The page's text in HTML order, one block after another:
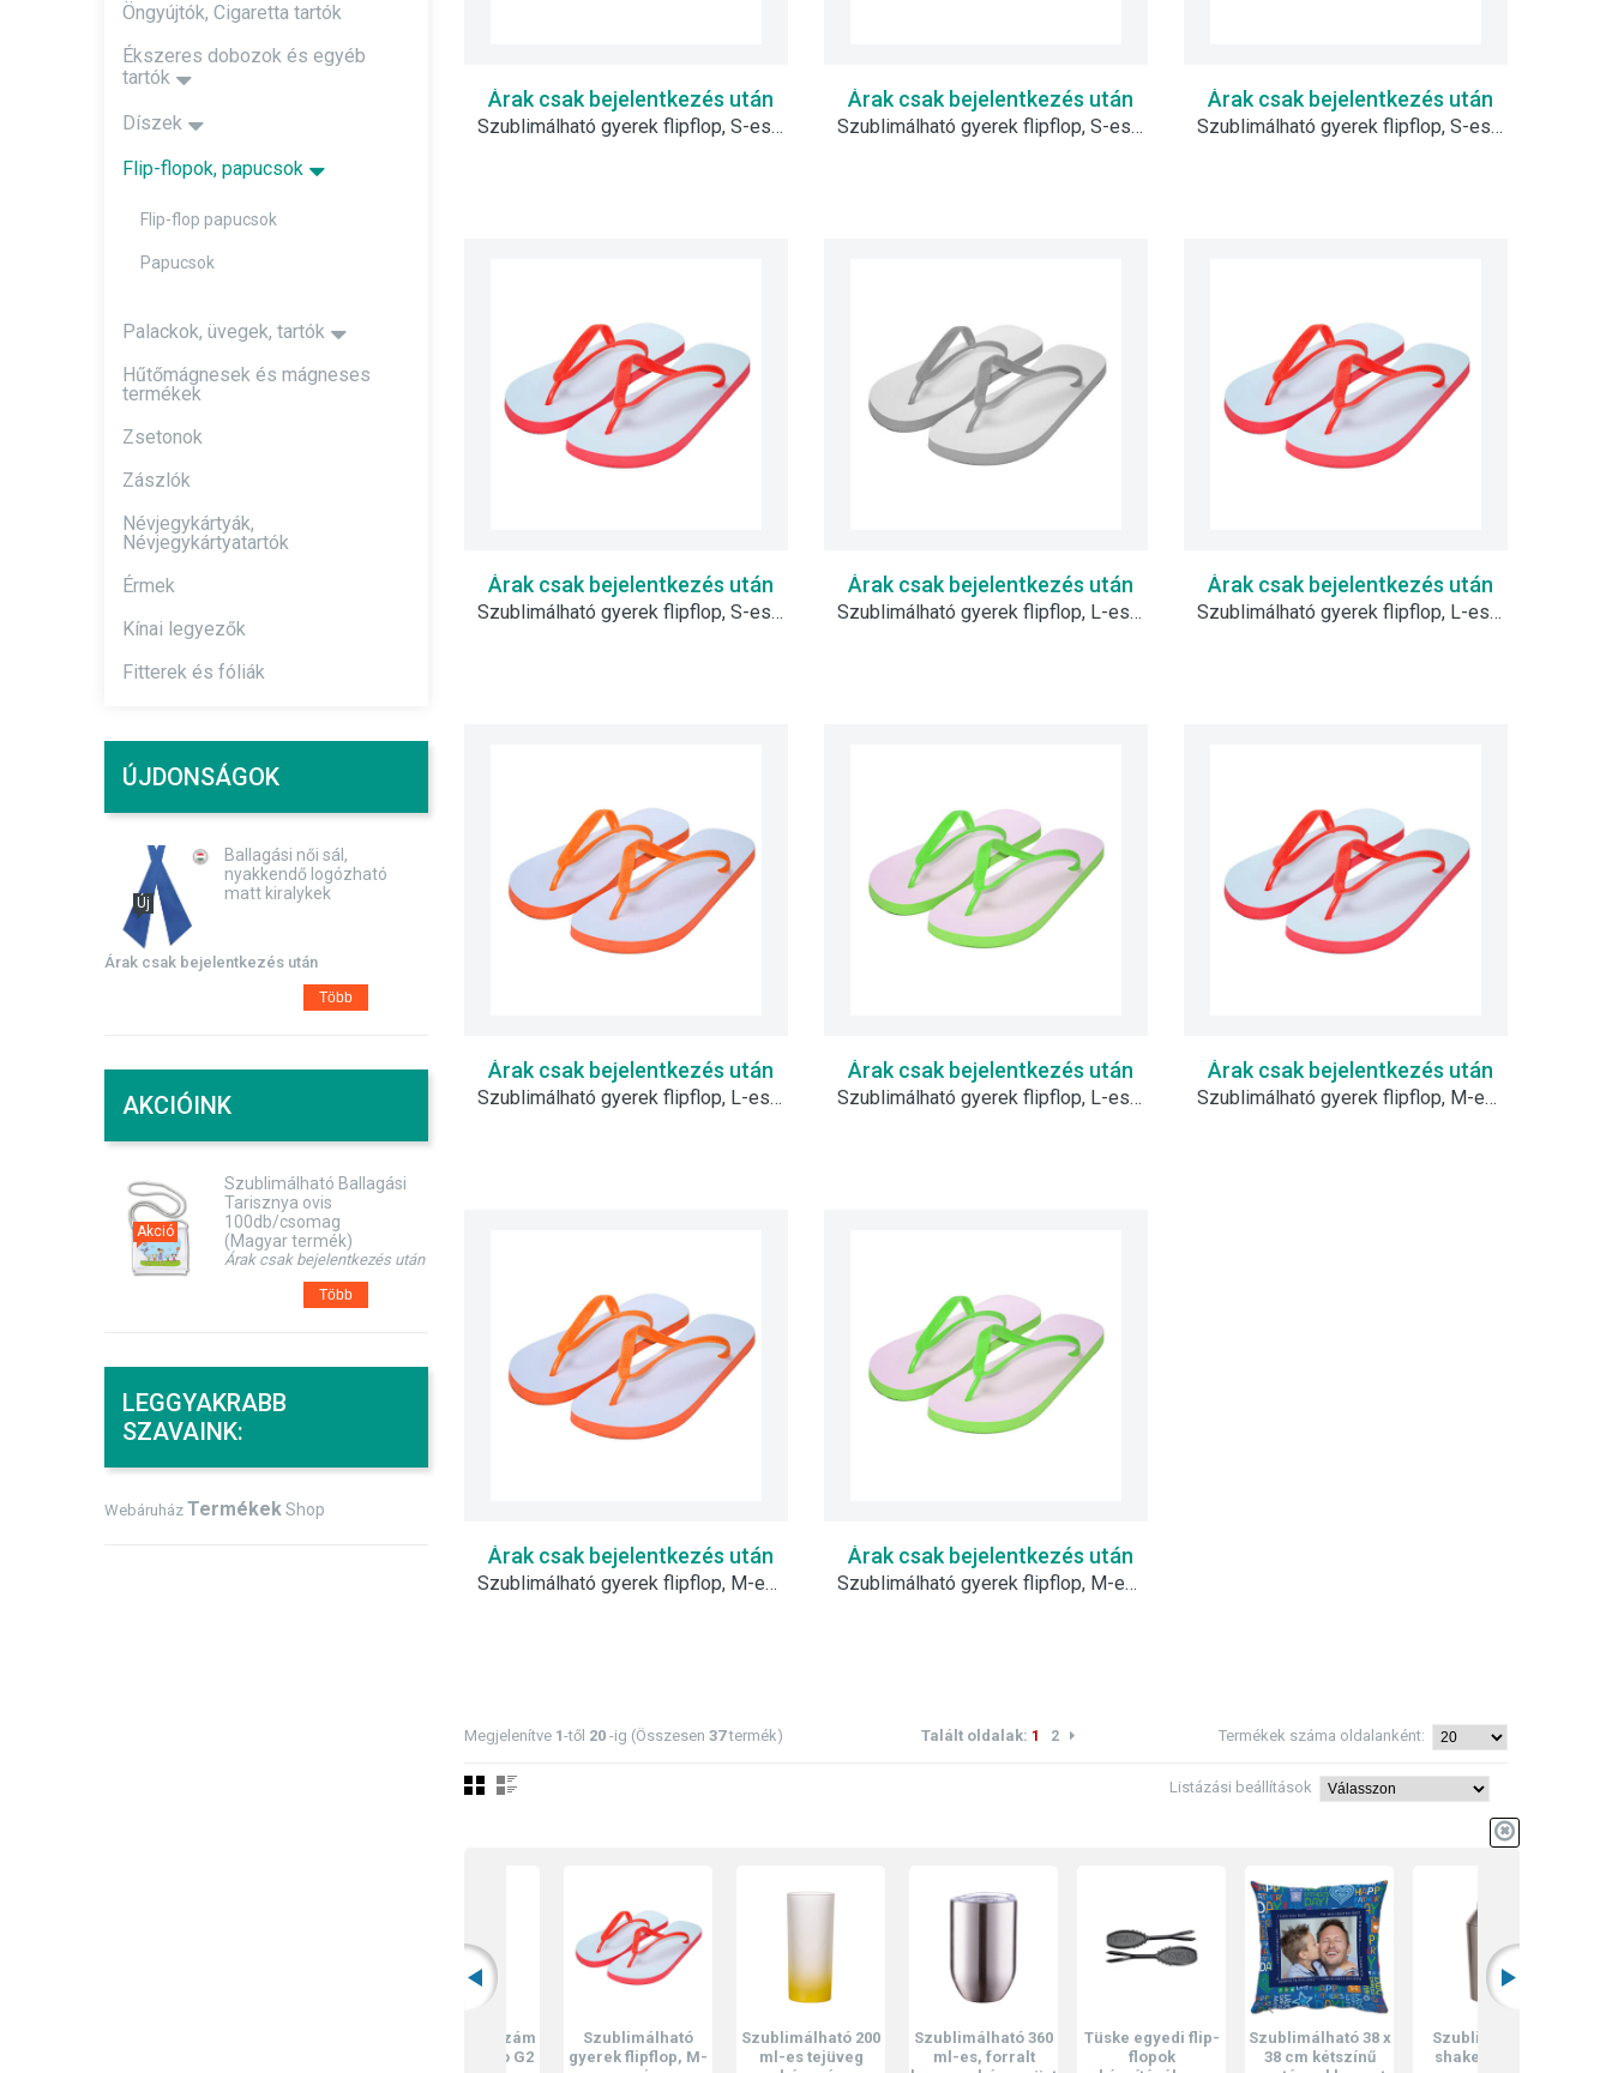
Árak csak bejelentkezés után
Szublimálható gyerek flipflop, S-es - narancssárga
Árak csak bejelentkezés után
Szublimálható gyerek flipflop, S-es - zöld
Árak csak bejelentkezés után
Szublimálható gyerek flipflop, S-es - szürke
Árak csak bejelentkezés után
Szublimálható gyerek flipflop, S-es - piros
Árak csak bejelentkezés után
Szublimálható gyerek flipflop, L-es - szürke
Árak csak bejelentkezés után
Szublimálható gyerek flipflop, L-es - piros
Árak csak bejelentkezés után
Szublimálható gyerek flipflop, L-es - narancssárga
Árak csak bejelentkezés után
Szublimálható gyerek flipflop, L-es - zöld
Árak csak bejelentkezés után
Szublimálható gyerek flipflop, M-es - piros
Árak csak bejelentkezés után
Szublimálható gyerek flipflop, M-es - narancssárga
Árak csak bejelentkezés után
Szublimálható gyerek flipflop, M-es - zöld
Megjelenítve 1-től 20 -ig (Összesen 37termék) Termékek száma oldalanként:
Talált oldalak: 1 2
Listázási beállítások
Szublimálható
gyerek flipflop, M-
Szublimálható 200
ml-es tejüveg
Szublimálható 360
ml-es, forralt
Tüske egyedi flip-
Szublimálható 38 x
38 cm kétszínű
Szublimálható
shaker- ezüst
Öngyújtók, Cigaretta tartók
Ékszeres dobozok és egyéb
tartók
Díszek
Flip-flopok, papucsok
Flip-flop papucsok
Papucsok
Palackok, üvegek, tartók
Hűtőmágnesek és mágneses
termékek
Zsetonok
Zászlók
Névjegykártyák,
Névjegykártyatartók
Érmek
Kínai legyezők
Fitterek és fóliák
ÚJDONSÁGOK
Ballagási női sál,
nyakkendő logózható
matt kiralykek
Árak csak bejelentkezés után
Új
Több
AKCIÓINK
Szublimálható Ballagási
Tarisznya ovis
100db/csomag
(Magyar termék)
Árak csak bejelentkezés után
Akció
Több
LEGGYAKRABB
SZAVAINK:
Webáruház TermékekShop